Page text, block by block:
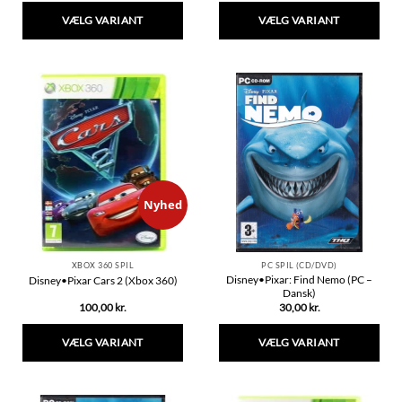
VÆLG VARIANT
har
flere
varianter.
Mulighederne
kan
vælges
på
varesiden
VÆLG VARIANT
har
flere
varianter.
Mulighederne
kan
vælges
på
varesiden
Nyhed
XBOX 360 SPIL
Disney•Pixar Cars 2 (Xbox 360)
100,00 kr.
VÆLG VARIANT
PC SPIL (CD/DVD)
Disney•Pixar: Find Nemo (PC –
Dansk)
30,00 kr.
VÆLG VARIANT